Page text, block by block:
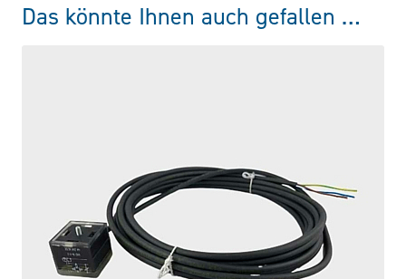
Das könnte Ihnen auch gefallen …